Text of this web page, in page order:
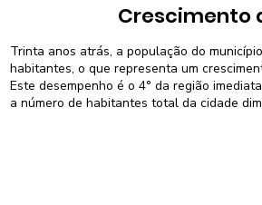
Crescimento
Trinta anos atrás, a população do
habitantes, o que representa um
Este desempenho é o 4° da região
a número de habitantes total da cidade